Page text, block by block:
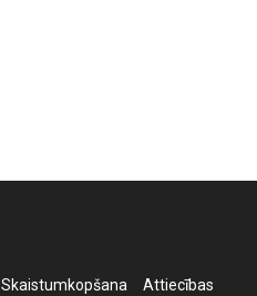
Skaistumkopšana Attiecības